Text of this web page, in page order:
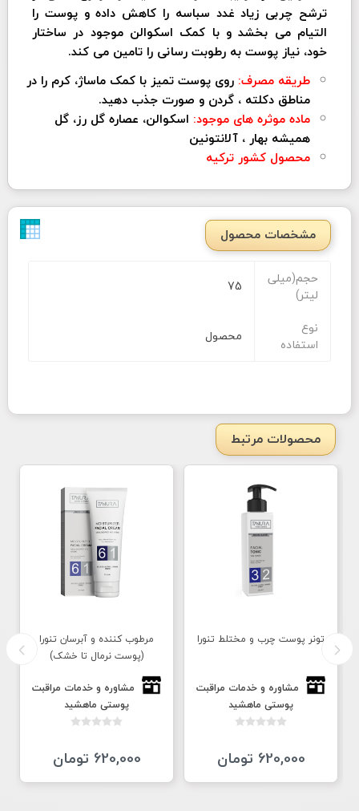
ترشح چربی زیاد غدد سباسه را کاهش داده و پوست را
التیام می بخشد و با کمک اسکوالن موجود در ساختار
خود، نیاز پوست به رطوبت رسانی را تامین می کند.
طریقه مصرف: روی پوست تمیز با کمک ماساژ، کرم را در
مناطق دکلته ، گردن و صورت جذب دهید.
ماده موثره های موجود: اسکوالن، عصاره گل رز، گل
همیشه بهار ، آلانتونین
محصول کشور ترکیه
مشخصات محصول
حجم(میلی
لیتر)
75
نوع
استفاده
محصول
محصولات مرتبط
تونر پوست چرب و مختلط تنورا
مشاوره و خدمات مراقبت
پوستی ماهشید
620,000 تومان
مرطوب کننده و آبرسان تنورا
(پوست نرمال تا خشک)
مشاوره و خدمات مراقبت
پوستی ماهشید
620,000 تومان